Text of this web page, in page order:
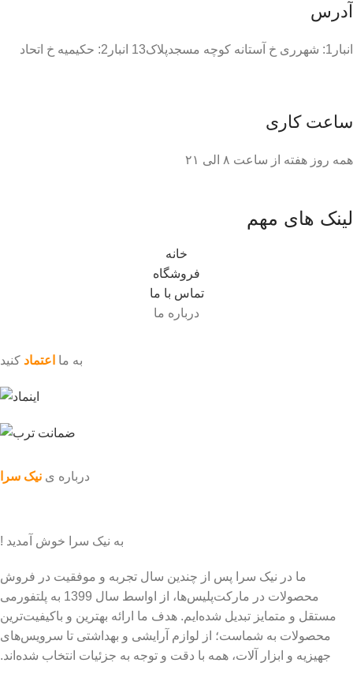
آدرس
انبار1: شهرری خ آستانه کوچه مسجدپلاک13 انبار2: حکیمیه خ اتحاد
ساعت کاری
همه روز هفته از ساعت ٨ الی ۲۱
لینک های مهم
خانه
فروشگاه
تماس با ما
درباره ما
درباره ی نیک سرا
به نیک سرا خوش آمدید !
ما در نیک سرا پس از چندین سال تجربه و موفقیت در فروش
محصولات در مارکت‌پلیس‌ها، از اواسط سال 1399 به پلتفورمی
مستقل و متمایز تبدیل شده‌ایم. هدف ما ارائه بهترین و باکیفیت‌ترین
محصولات به شماست؛ از لوازم آرایشی و بهداشتی تا سرویس‌های
جهیزیه و ابزار آلات، همه با دقت و توجه به جزئیات انتخاب شده‌اند.
به ما اعتماد کنید